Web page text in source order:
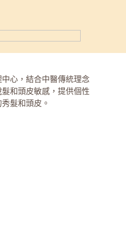
心，結合中醫傳統理念
和頭皮敏感，提供個性
髮和頭皮。